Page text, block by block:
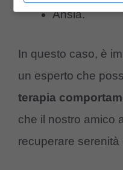
Ansia.
In questo caso, è
un esperto che
terapia
che il nostro amico
recuperare